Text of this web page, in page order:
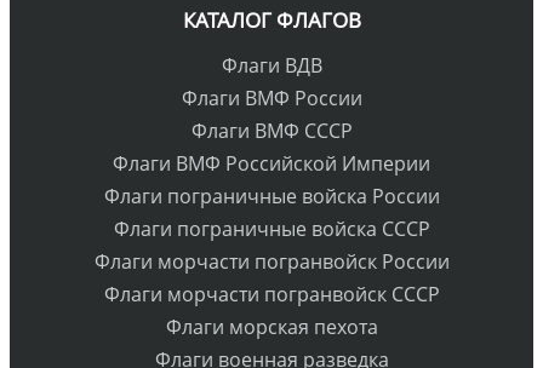
КАТАЛОГ ФЛАГОВ
Флаги ВДВ
Флаги ВМФ России
Флаги ВМФ СССР
Флаги ВМФ Российской Империи
Флаги пограничные войска России
Флаги пограничные войска СССР
Флаги морчасти погранвойск России
Флаги морчасти погранвойск СССР
Флаги морская пехота
Флаги военная разведка